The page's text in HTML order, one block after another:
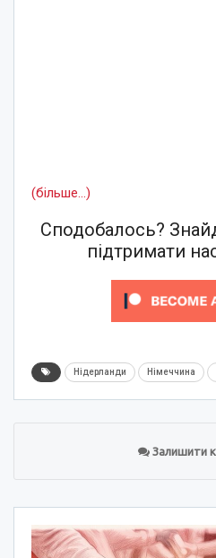
(більше…)
Сподобалось?
підтримати
Нідерланди Німеччина
Залишити